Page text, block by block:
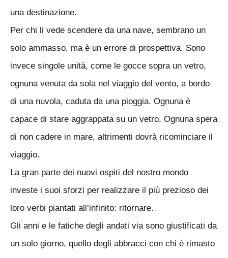
una destinazione.
Per chi li vede scendere da una nave, sembrano un
solo ammasso, ma è un errore di prospettiva. Sono
invece singole unità, come le gocce sopra un vetro,
ognuna venuta da sola nel viaggio del vento, a bordo
di una nuvola, caduta da una pioggia. Ognuna è
capace di stare aggrappata su un vetro. Ognuna spera
di non cadere in mare, altrimenti dovrà ricominciare il
viaggio.
La gran parte dei nuovi ospiti del nostro mondo
investe i suoi sforzi per realizzare il più prezioso dei
loro verbi piantati all’infinito: ritornare.
Gli anni e le fatiche degli andati via sono giustificati da
un solo giorno, quello degli abbracci con chi è rimasto